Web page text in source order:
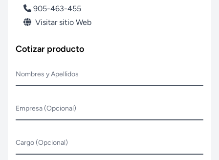
905-463-455
Visitar sitio Web
Cotizar producto
Nombres y Apellidos
Empresa (Opcional)
Cargo (Opcional)